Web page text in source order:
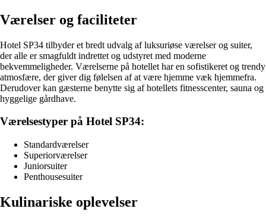
Værelser og faciliteter
Hotel SP34 tilbyder et bredt udvalg af luksuriøse værelser og suiter,
der alle er smagfuldt indrettet og udstyret med moderne
bekvemmeligheder. Værelserne på hotellet har en sofistikeret og trendy
atmosfære, der giver dig følelsen af at være hjemme væk hjemmefra.
Derudover kan gæsterne benytte sig af hotellets fitnesscenter, sauna og
hyggelige gårdhave.
Værelsestyper på Hotel SP34:
Standardværelser
Superiorværelser
Juniorsuiter
Penthousesuiter
Kulinariske oplevelser